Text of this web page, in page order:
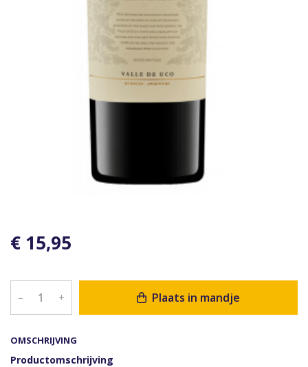
OMSCHRIJVING
Productomschrijving
€ 15,95
– + Plaats in mandje